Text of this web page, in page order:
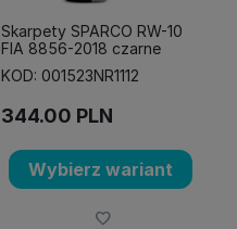
Skarpety SPARCO RW-10
FIA 8856-2018 czarne
KOD: 001523NR1112
344.00 PLN
Wybierz wariant